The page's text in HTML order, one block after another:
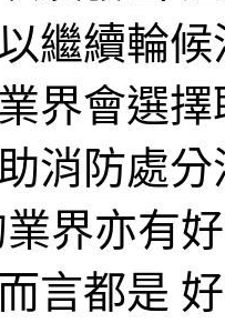
繼續輪
界會選
消防處
界亦有
言都是